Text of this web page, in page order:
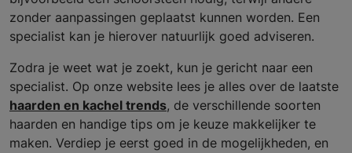
zonder aanpassingen geplaatst kunnen worden. Een
specialist kan je hierover natuurlijk goed adviseren.
Zodra je weet wat je zoekt, kun je gericht naar een
specialist. Op onze website lees je alles over de laatste
haarden en kachel trends, de verschillende soorten
haarden en handige tips om je keuze makkelijker te
maken. Verdiep je eerst goed in de mogelijkheden, en